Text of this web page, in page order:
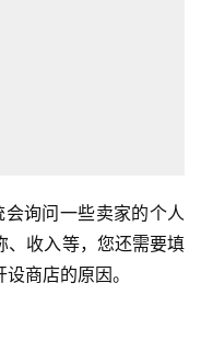
询问一些卖家的个人
、收入等，您还需要填
商店的原因。